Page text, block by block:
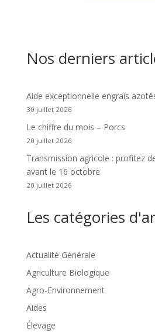
Nos derniers
Aide exceptionnelle engrais
30 juillet 2026
Le chiffre du mois – Porcs
20 juillet 2026
Transmission agricole : profitez
avant le 16 octobre
20 juillet 2026
Les catégories
Actualité Générale
Agriculture Biologique
Agro-Environnement
Aides
Élevage